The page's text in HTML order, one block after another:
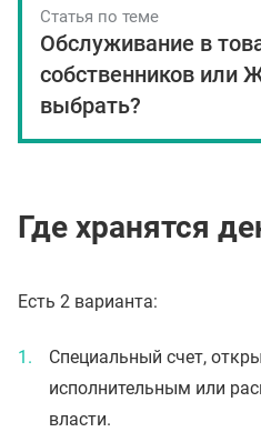
Статья по теме
Обслуживание в
собственников или
выбрать?
Где хранятся
Есть 2 варианта:
Специальный счет,
исполнительным или
власти.